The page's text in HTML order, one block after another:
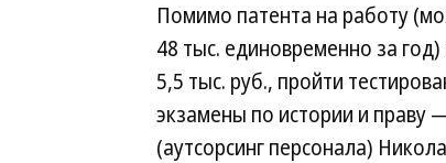
Помимо патента на работу
48 тыс. единовременно за
5,5 тыс. руб., пройти
экзамены по истории и праву
(аутсорсинг персонала)